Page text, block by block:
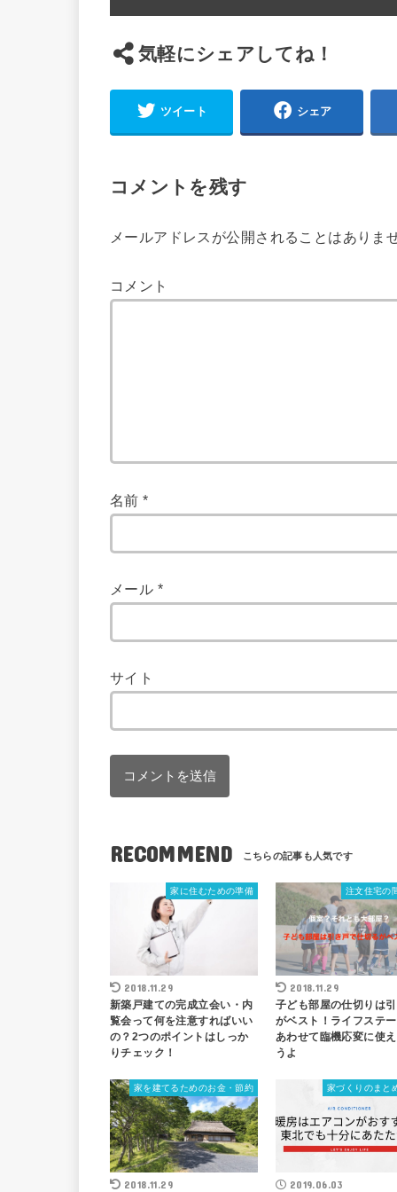
気軽にシェアしてね！
ツイート シェア
コメントを残す
メールアドレスが公開されることはありま
コメント
名前*
メール *
サイト
RECOMMEND
家に住むための準備
2018.11.29
新築戸建ての完成立会い・内
覧会って何を注意すればいい
の？2つのポイントはしっか
りチェック！
注文住宅の
2018.11.29
子ども部屋の仕切りは
がベスト！ライフステ
あわせて臨機応変に使
うよ
家を建てるためのお金・節約
2018.11.29
家づくりのまと
2019.06.03